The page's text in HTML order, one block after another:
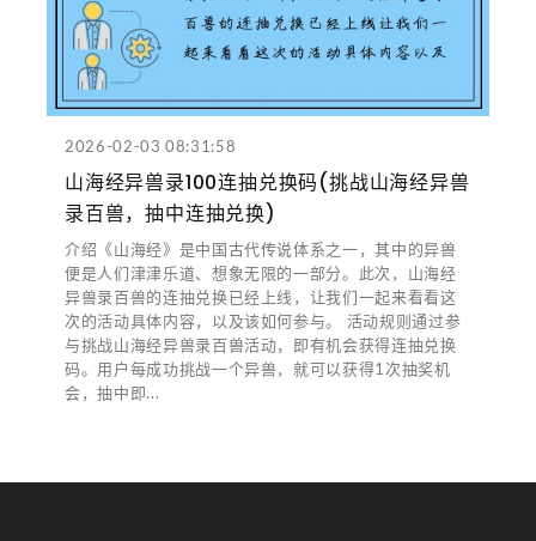
2026-02-03 08:31:58
山海经异兽录100连抽兑换码(挑战山海经异兽
录百兽，抽中连抽兑换)
介绍《山海经》是中国古代传说体系之一，其中的异兽
便是人们津津乐道、想象无限的一部分。此次，山海经
异兽录百兽的连抽兑换已经上线，让我们一起来看看这
次的活动具体内容，以及该如何参与。 活动规则通过参
与挑战山海经异兽录百兽活动，即有机会获得连抽兑换
码。用户每成功挑战一个异兽，就可以获得1次抽奖机
会，抽中即...